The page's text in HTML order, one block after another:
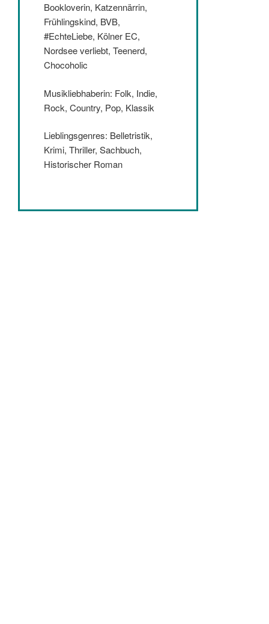
Bookloverin, Katzennärrin,
Frühlingskind, BVB,
#EchteLiebe, Kölner EC,
Nordsee verliebt, Teenerd,
Chocoholic
Musikliebhaberin: Folk, Indie,
Rock, Country, Pop, Klassik
Lieblingsgenres: Belletristik,
Krimi, Thriller, Sachbuch,
Historischer Roman